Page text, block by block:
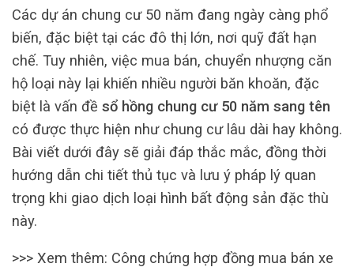
Các dự án chung cư 50 năm đang ngày càng phổ
biến, đặc biệt tại các đô thị lớn, nơi quỹ đất hạn
chế. Tuy nhiên, việc mua bán, chuyển nhượng căn
hộ loại này lại khiến nhiều người băn khoăn, đặc
biệt là vấn đề sổ hồng chung cư 50 năm sang tên
có được thực hiện như chung cư lâu dài hay không.
Bài viết dưới đây sẽ giải đáp thắc mắc, đồng thời
hướng dẫn chi tiết thủ tục và lưu ý pháp lý quan
trọng khi giao dịch loại hình bất động sản đặc thù
này.
>>> Xem thêm: Công chứng hợp đồng mua bán xe